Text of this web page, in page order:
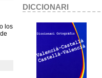
DICCIONARI
los